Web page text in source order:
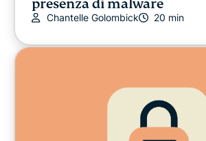
presenza di malware
Chantelle Golombick 20 min